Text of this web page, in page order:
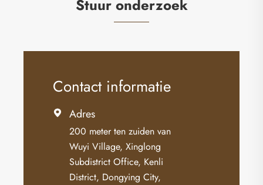
Stuur onderzoek
Contact informatie
 Adres
200 meter ten zuiden van
Wuyi Village, Xinglong
Subdistrict Office, Kenli
District, Dongying City,